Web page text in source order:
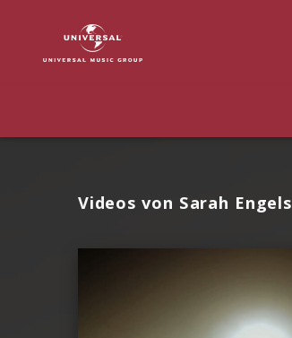
Videos von Sarah Engels